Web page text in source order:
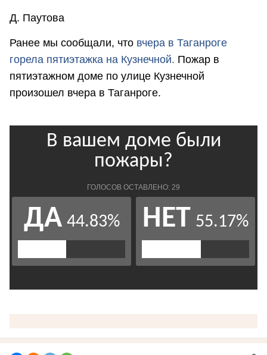
Д. Паутова
Ранее мы сообщали, что вчера в Таганроге
горела пятиэтажка на Кузнечной. Пожар в
пятиэтажном доме по улице Кузнечной
произошел вчера в Таганроге.